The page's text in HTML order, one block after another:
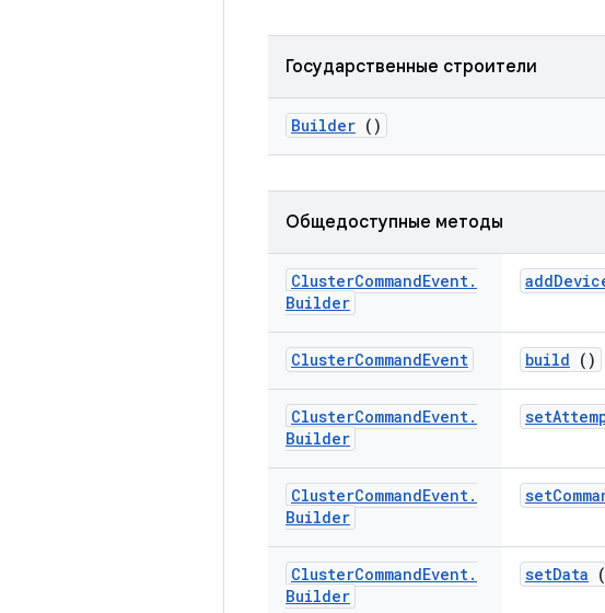
Государственные строители
Builder ()
Общедоступные методы
ClusterCommandEvent.
Builder
add
ClusterCommandEvent build ()
ClusterCommandEvent.
Builder
set
ClusterCommandEvent.
Builder
set
ClusterCommandEvent.
Builder
setData